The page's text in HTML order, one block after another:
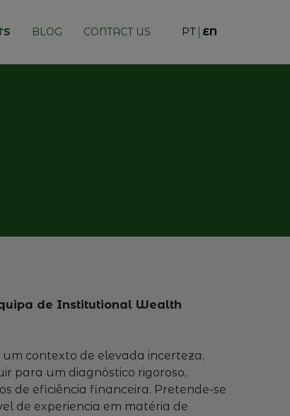
BLOG CONTACT US PT EN
de Institutional Wealth
contexto de elevada incerteza,
para um diagnóstico rigoroso,
de eficiência financeira. Pretende-se
de experiencia em matéria de